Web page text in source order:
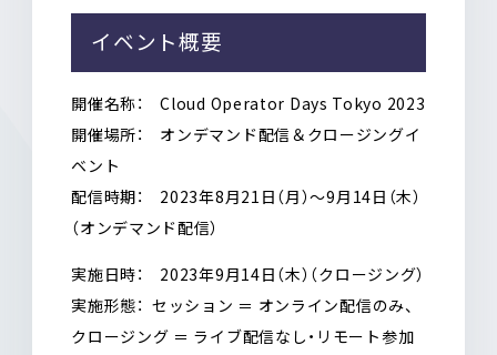
イベント概要
開催名称： Cloud Operator Days Tokyo 2023
開催場所： オンデマンド配信＆クロージングイ
ベント
配信時期： 2023年8月21日（月）～9月14日（木）
（オンデマンド配信）
実施日時： 2023年9月14日（木）（クロージング）
実施形態： セッション ＝ オンライン配信のみ、
クロージング ＝ ライブ配信なし・リモート参加